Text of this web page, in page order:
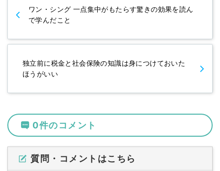
ワン・シング 一点集中がもたらす驚きの効果を読ん
で学んだこと
独立前に税金と社会保険の知識は身につけておいた
ほうがいい
0件のコメント
質問・コメントはこちら